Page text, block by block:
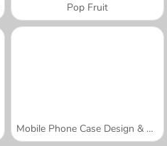
Pop Fruit
Mobile Phone Case Design & DIY